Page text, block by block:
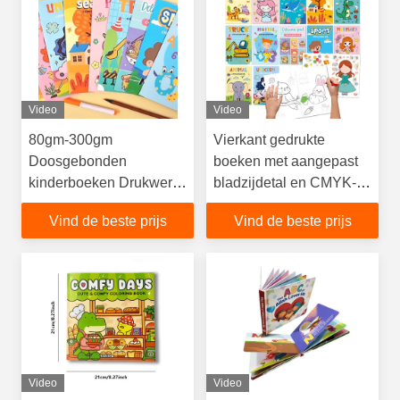
Video
80gm-300gm
Doosgebonden
kinderboeken Drukwerk
gemaakt met niet-gecoat
houtvrij papier
Vind de beste prijs
Video
Vierkant gedrukte
boeken met aangepast
bladzijdetal en CMYK-
offsetdruk
Vind de beste prijs
Video Video